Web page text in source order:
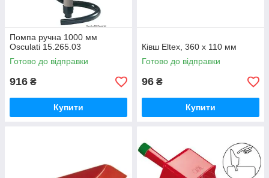
Помпа ручна 1000 мм
Osculati 15.265.03
Готово до відправки
916 ₴
Купити
Ківш Eltex, 360 x 110 мм
Готово до відправки
96 ₴
Купити